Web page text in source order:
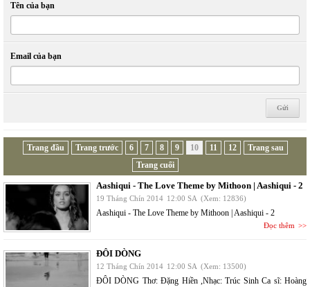
Tên của bạn
Email của bạn
Trang đầu Trang trước 6 7 8 9 10 11 12
Trang sau
Trang cuối
Aashiqui - The Love Theme by Mithoon | Aashiqui - 2
19 Tháng Chín 2014 12:00 SA (Xem: 12836)
Aashiqui - The Love Theme by Mithoon | Aashiqui - 2
Đọc thêm
ĐÔI DÒNG
12 Tháng Chín 2014 12:00 SA (Xem: 13500)
ĐÔI DÒNG Thơ: Đặng Hiền ,Nhạc: Trúc Sinh Ca sĩ: Hoàng